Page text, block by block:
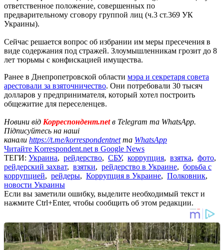
ответственное положение, совершенных по
предварительному сговору группой лиц (ч.3 ст.369 УК
Украины).
Сейчас решается вопрос об избрании им меры пресечения в
виде содержания под стражей. Злоумышленникам грозит до 8
лет тюрьмы с конфискацией имущества.
Ранее в Днепропетровской области мэра и секретаря совета
арестовали за взяточничество. Они потребовали 30 тысяч
долларов у предпринимателя, который хотел построить
общежитие для переселенцев.
Новини від Корреспондент.netв Telegram та WhatsApp.
Підписуйтесь на наші
канали https://t.me/korrespondentnetта WhatsApp
Читайте Korrespondent.net в Google News
ТЕГИ: Украина, рейдерство, СБУ, коррупция, взятка, фото,
рейдерский захват, взятки, рейдерство в Украине, борьба с
коррупцией, рейдеры, Коррупция в Украине, Полковник,
новости Украины
Если вы заметили ошибку, выделите необходимый текст и
нажмите Ctrl+Enter, чтобы сообщить об этом редакции.